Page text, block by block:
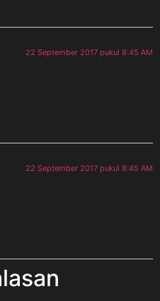
22 September 2017 pukul 8:45 AM
22 September 2017 pukul 8:45 AM